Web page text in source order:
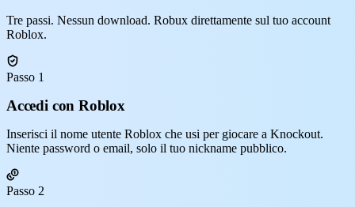
Tre passi. Nessun download. Robux direttamente sul tuo account
Roblox.
Passo 1
Accedi con Roblox
Inserisci il nome utente Roblox che usi per giocare a Knockout.
Niente password o email, solo il tuo nickname pubblico.
Passo 2